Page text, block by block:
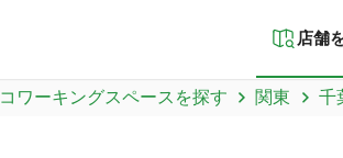
店舗
コワーキングスペースを探す 関東 千